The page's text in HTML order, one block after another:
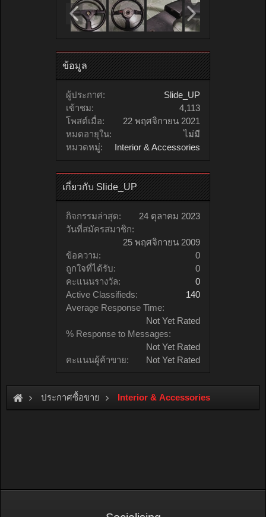
ข้อมูล
ผู้ประกาศ:
Slide_UP
เข้าชม:
4,113
โพสต์เมื่อ:
22 พฤศจิกายน 2021
หมดอายุใน:
ไม่มี
หมวดหมู่:
Interior & Accessories
เกี่ยวกับ Slide_UP
กิจกรรมล่าสุด:
24 ตุลาคม 2023
วันที่สมัครสมาชิก:
25 พฤศจิกายน 2009
ข้อความ:
0
ถูกใจที่ได้รับ:
0
คะแนนรางวัล:
0
Active Classifieds:
140
Average Response Time:
Not Yet Rated
% Response to Messages:
Not Yet Rated
คะแนนผู้ค้าขาย:
Not Yet Rated
ประกาศซื้อขาย Interior & Accessories